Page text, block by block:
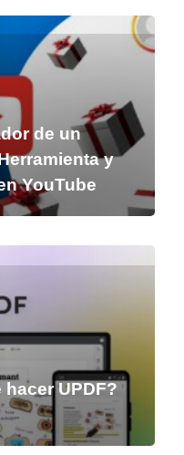
de un
y
YouTube
UPDF?